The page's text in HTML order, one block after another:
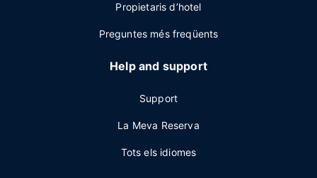
Propietaris d’hotel
Preguntes més freqüents
Help and support
Support
La Meva Reserva
Tots els idiomes